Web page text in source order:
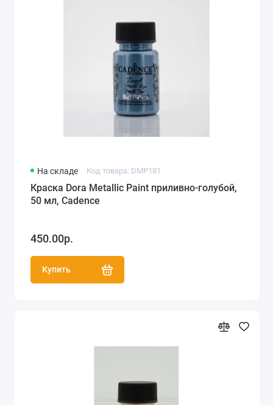
На складе Код товара: DMP181
Краска Dora Metallic Paint приливно-голубой,
50 мл, Cadence
450.00р.
Купить